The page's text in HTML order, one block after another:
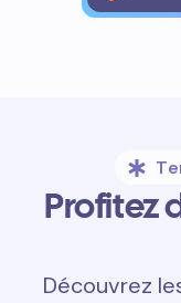
Profitez
Découvrez